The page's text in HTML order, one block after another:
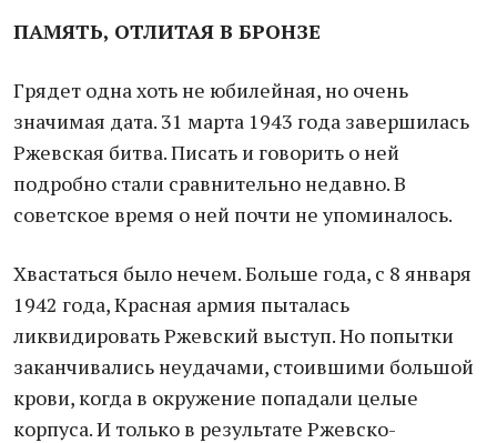
ПАМЯТЬ, ОТЛИТАЯ В БРОНЗЕ
Грядет одна хоть не юбилейная, но очень
значимая дата. 31 марта 1943 года завершилась
Ржевская битва. Писать и говорить о ней
подробно стали сравнительно недавно. В
советское время о ней почти не упоминалось.
Хвастаться было нечем. Больше года, с 8 января
1942 года, Красная армия пыталась
ликвидировать Ржевский выступ. Но попытки
заканчивались неудачами, стоившими большой
крови, когда в окружение попадали целые
корпуса. И только в результате Ржевско-